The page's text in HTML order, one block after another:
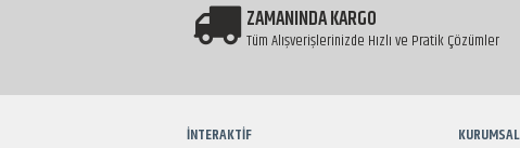
ZAMANINDA KARGO
Tüm Alışverişlerinizde Hızlı ve Pratik Çözümler
İNTERAKTİF
KURUMSAL